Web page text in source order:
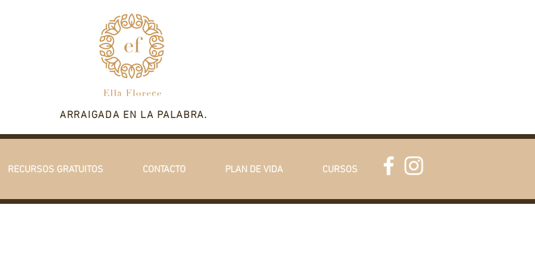
ARRAIGADA EN LA PALABRA.
RECURSOS GRATUITOS CONTACTO PLAN DE VIDA CURSOS